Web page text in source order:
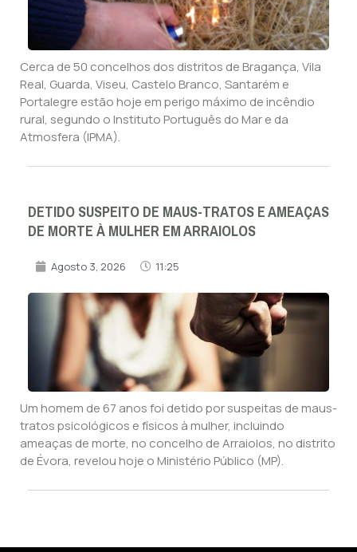
Cerca de 50 concelhos dos distritos de Bragança, Vila
Real, Guarda, Viseu, Castelo Branco, Santarém e
Portalegre estão hoje em perigo máximo de incêndio
rural, segundo o Instituto Português do Mar e da
Atmosfera (IPMA).
DETIDO SUSPEITO DE MAUS-TRATOS E AMEAÇAS
DE MORTE À MULHER EM ARRAIOLOS
Agosto 3, 2026 11:25
Um homem de 67 anos foi detido por suspeitas de maus-
tratos psicológicos e físicos à mulher, incluindo
ameaças de morte, no concelho de Arraiolos, no distrito
de Évora, revelou hoje o Ministério Público (MP).